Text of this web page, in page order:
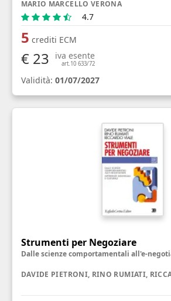
MARIO MARCELLO VERONA
4.7
5 crediti ECM
€ 23 iva esente
art.10 633/72
Validità: 01/07/2027
Strumenti per Negoziare
DAVIDE PIETRONI, RINO RUMIATI,